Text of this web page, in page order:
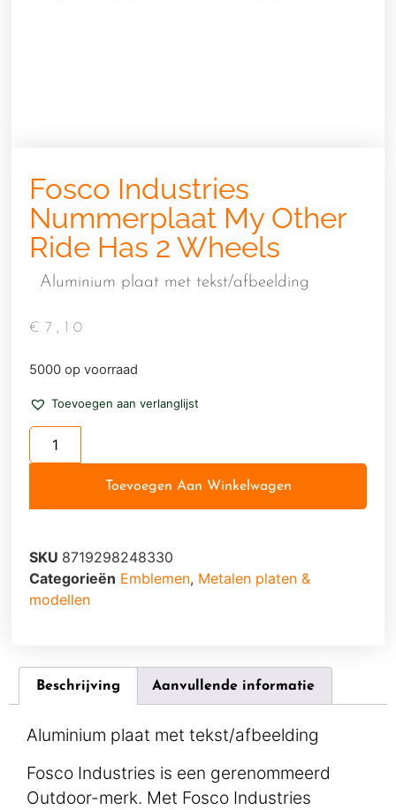
Fosco Industries
Nummerplaat My Other
Ride Has 2 Wheels
Aluminium plaat met tekst/afbeelding
€ 7,10
5000 op voorraad
Toevoegen aan verlanglijst
Toevoegen Aan Winkelwagen
SKU 8719298248330
Categorieën Emblemen, Metalen platen &
modellen
Beschrijving Aanvullende informatie
Aluminium plaat met tekst/afbeelding
Fosco Industries is een gerenommeerd
Outdoor-merk. Met Fosco Industries